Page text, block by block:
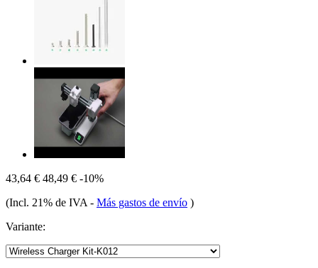
43,64 € 48,49 € -10%
(Incl. 21% de IVA - Más gastos de envío )
Variante: